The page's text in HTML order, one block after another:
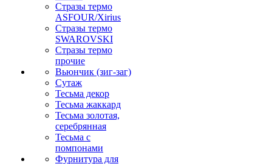
Стразы термо
ASFOUR/Xirius
Стразы термо
SWAROVSKI
Стразы термо
прочие
Вьюнчик (зиг-заг)
Сутаж
Тесьма декор
Тесьма жаккард
Тесьма золотая,
серебрянная
Тесьма с
помпонами
Фурнитура для